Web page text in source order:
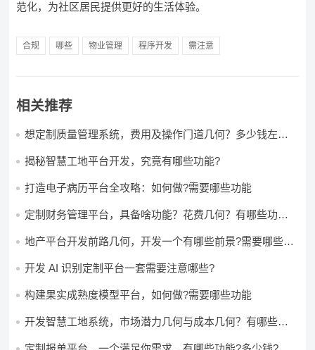
范化，为社区居民提供更好的生活体验。
合规 哪些 物业管理 程序开发 需注意
相关推荐
想定制质量管理系统，费用及操作门道几何？多少钱左右
揭秘智慧工地平台开发，究竟有哪些功能?
打造电子病历平台全攻略：如何做?需要哪些功能
定制财务管理平台，具备啥功能？花费几何？有哪些功能?
地产平台开发前路几何，开发一个有哪些前景?需要哪些费
开发 AI 识别定制平台一套需要注意哪些?
构建果实成熟度模型平台，如何做?需要哪些功能
开发智慧工地系统，市场潜力几何与成本几何？有哪些前